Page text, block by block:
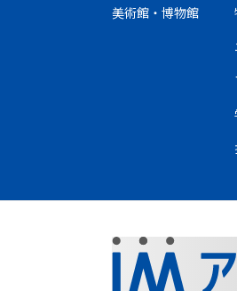
美術館・博物館